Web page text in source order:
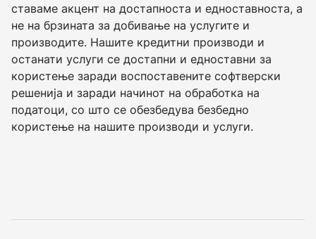
ставаме акцент на достапноста и едноставноста, а
не на брзината за добивање на услугите и
производите. Нашите кредитни производи и
останати услуги се достапни и едноставни за
користење заради воспоставените софтверски
решенија и заради начинот на обработка на
податоци, со што се обезбедува безбедно
користење на нашите производи и услуги.